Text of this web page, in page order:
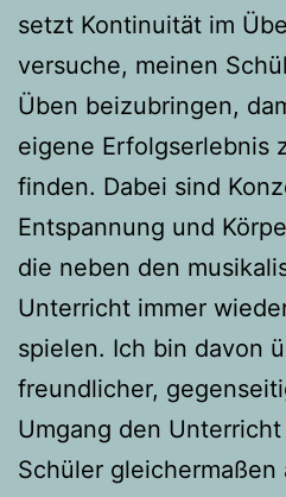
setzt Kontinuität im
versuche, meinen
Üben beizubringen,
eigene Erfolgserlebnis
finden. Dabei sind
Entspannung und
die neben den
Unterricht immer
spielen. Ich bin davon
freundlicher,
Umgang den
Schüler gleichermaßen